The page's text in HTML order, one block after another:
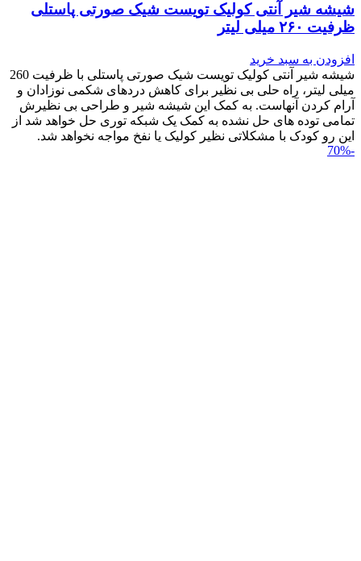
شیشه شیر آنتی کولیک تویست شیک صورتی پاستلی
ظرفیت ۲۶۰ میلی لیتر
افزودن به سبد خرید
شیشه شیر آنتی کولیک تویست شیک صورتی پاستلی با ظرفیت 260
میلی لیتر، راه حلی بی نظیر برای کاهش دردهای شکمی نوزادان و
آرام کردن آنهاست. به کمک این شیشه شیر و طراحی بی نظیرش
تمامی توده های حل نشده به کمک یک شبکه توری حل خواهد شد از
این رو کودک با مشکلاتی نظیر کولیک یا نفخ مواجه نخواهد شد.
-70%